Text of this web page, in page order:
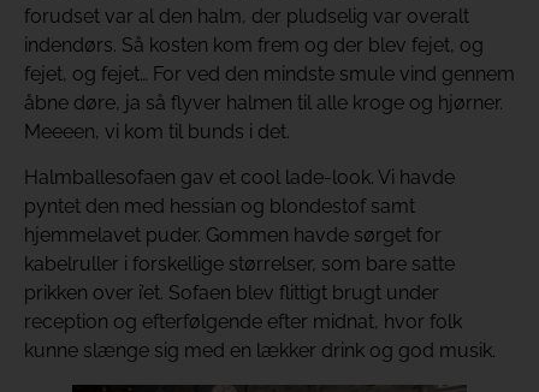
forudset var al den halm, der pludselig var overalt
indendørs. Så kosten kom frem og der blev fejet, og
fejet, og fejet… For ved den mindste smule vind gennem
åbne døre, ja så flyver halmen til alle kroge og hjørner.
Meeeen, vi kom til bunds i det.
Halmballesofaen gav et cool lade-look. Vi havde
pyntet den med hessian og blondestof samt
hjemmelavet puder. Gommen havde sørget for
kabelruller i forskellige størrelser, som bare satte
prikken over i’et. Sofaen blev flittigt brugt under
reception og efterfølgende efter midnat, hvor folk
kunne slænge sig med en lækker drink og god musik.